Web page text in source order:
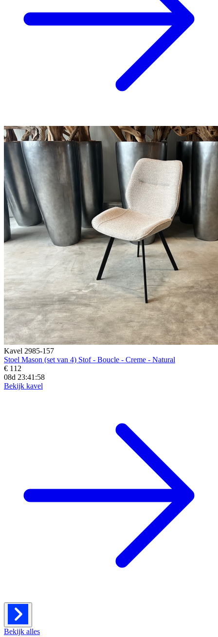
Kavel 2985-157
Stoel Mason (set van 4) Stof - Boucle - Creme - Natural
€ 112
08d 23:41:57
Bekijk kavel
Bekijk alles